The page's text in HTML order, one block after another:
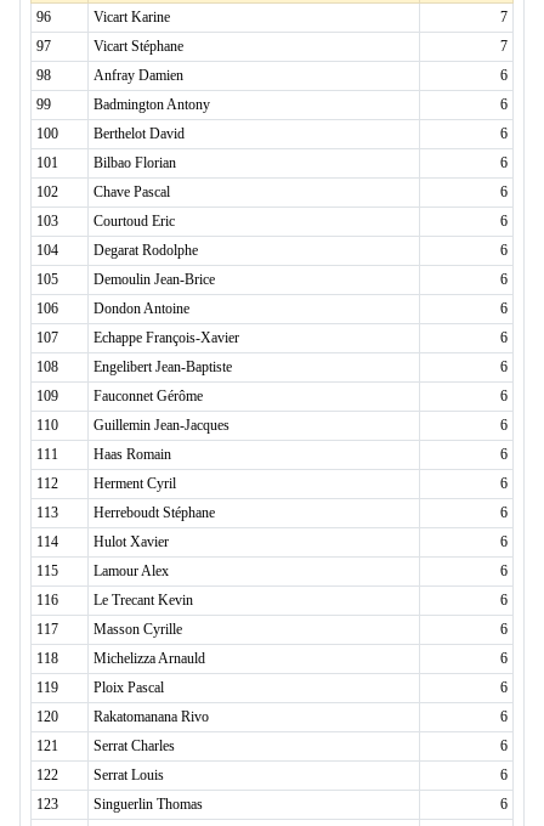
96
Vicart Karine
7
97
Vicart Stéphane
7
98
Anfray Damien
6
99
Badmington Antony
6
100
Berthelot David
6
101
Bilbao Florian
6
102
Chave Pascal
6
103
Courtoud Eric
6
104
Degarat Rodolphe
6
105
Demoulin Jean-Brice
6
106
Dondon Antoine
6
107
Echappe François-Xavier
6
108
Engelibert Jean-Baptiste
6
109
Fauconnet Gérôme
6
110
Guillemin Jean-Jacques
6
111
Haas Romain
6
112
Herment Cyril
6
113
Herreboudt Stéphane
6
114
Hulot Xavier
6
115
Lamour Alex
6
116
Le Trecant Kevin
6
117
Masson Cyrille
6
118
Michelizza Arnauld
6
119
Ploix Pascal
6
120
Rakatomanana Rivo
6
121
Serrat Charles
6
122
Serrat Louis
6
123
Singuerlin Thomas
6